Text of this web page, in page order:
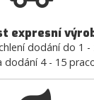
expresní
dodání do 1 -
4 - 15